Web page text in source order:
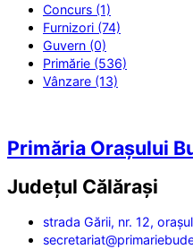
Concurs (1)
Furnizori (74)
Guvern (0)
Primărie (536)
Vânzare (13)
Primăria Orașului
Județul Călărași
strada Gării, nr. 12,